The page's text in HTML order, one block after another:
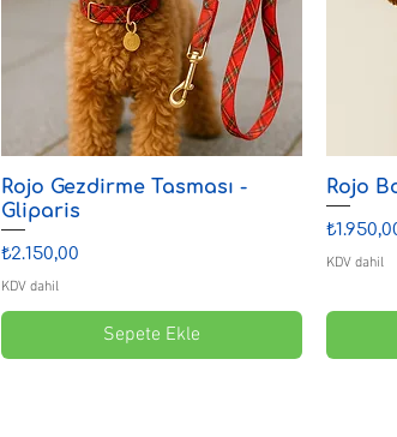
Rojo Gezdirme Tasması -
Gliparis
Fiyat
₺2.150,00
KDV dahil
Sepete Ekle
Rojo
Fiyat
KDV dahil